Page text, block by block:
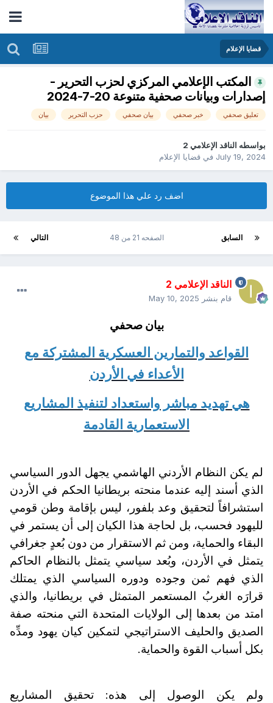
قضايا الإعلام
المكتب الإعلامي المركزي لحزب التحرير -
إصدارات وبيانات صحفية متنوعة 20-7-2024
تعليق صحفي خبر صحفي بيان صحفي حزب التحرير بيان
بواسطهالناقد الإعلامي 2
July 19, 2024في قضايا الإعلام
اضف رد علي هذا الموضوع
السابق التالي الصفحه 21 من 48
الناقد الإعلامي 2
قام بنشر May 10, 2025
بيان صحفي
القواعد والتمارين العسكرية المشتركة مع
الأعداء في الأردن
هي تهديد مباشر واستعداد لتنفيذ المشاريع
الاستعمارية القادمة
لم يكن النظام الأردني الهاشمي يجهل الدور السياسي
الذي أسند إليه عندما منحته بريطانيا الحكم في الأردن
استشرافاً لتحقيق وعد بلفور، ليس بإقامة وطن قومي
لليهود فحسب، بل لحاجة هذا الكيان إلى أن يستمر في
البقاء والحماية، ومن ثم الاستقرار من دون بُعدٍ جغرافي
يتمثل في الأردن، وبُعد سياسي يتمثل بالنظام الحاكم
الذي فهم ثمن وجوده ودوره السياسي الذي يمتلك
قرارَه الغربُ المستعمر المتمثل في بريطانيا، والذي
امتد من بعدها إلى الولايات المتحدة التي منحته صفة
الصديق والحليف الاستراتيجي لتمكين كيان يهود ومدِّه
بكل أسباب القوة والحماية.
ولم يكن الوصول إلى هذه: تحقيق المشاريع